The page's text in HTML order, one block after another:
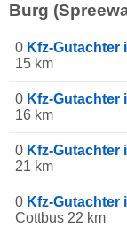
Burg
0 Kfz-Gutachter
15 km
0 Kfz-Gutachter
16 km
0 Kfz-Gutachter
21 km
0 Kfz-Gutachter
Cottbus 22 km